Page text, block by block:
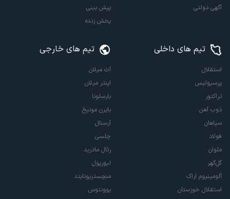
آگهی دولتی
پیش بینی
پخش زنده
تیم های داخلی
استقلال
پرسپولیس
تراکتور
ذوب آهن
سپاهان
فولاد
ملوان
گل‌گهر
آلومینیوم اراک
استقلال خوزستان
تیم های خارجی
آث میلان
اینتر میلان
بارسلونا
بایرن مونیخ
آرسنال
چلسی
رئال مادرید
لیورپول
منچستریونایتد
یوونتوس